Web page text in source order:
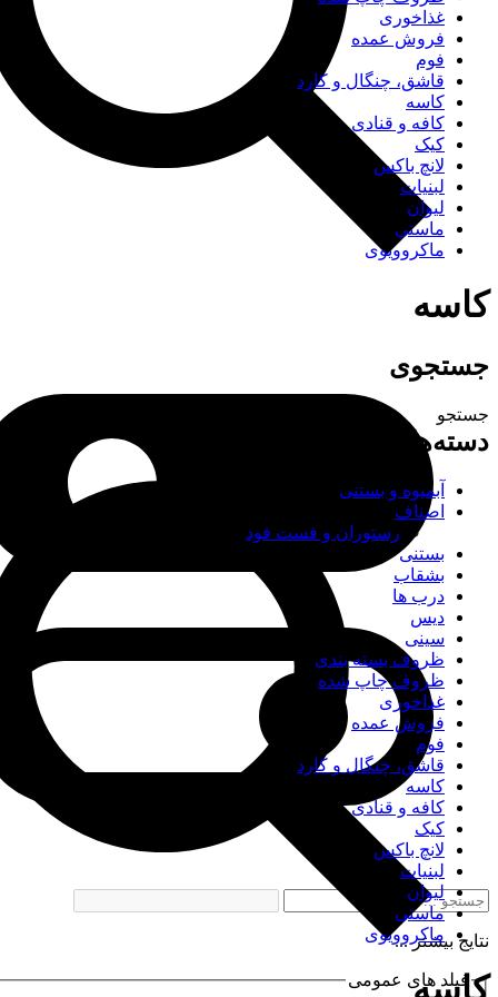
نتایج بیشتر ...
فیلد های عمومی
غذاخوری
فروش عمده
فوم
قاشق، چنگال و کارد
کاسه
کافه و قنادی
کیک
لانچ باکس
لبنیات
لیوان
ماستی
ماکروویوی
کاسه
جستجوی
جستجو
دسته‌های محصولات
آبمیوه و بستنی
اصناف
رستوران و فست فود
بستنی
بشقاب
درب ها
دیس
سینی
ظروف بسته بندی
ظروف چاپ شده
غذاخوری
فروش عمده
فوم
قاشق، چنگال و کارد
کاسه
کافه و قنادی
کیک
لانچ باکس
لبنیات
لیوان
ماستی
ماکروویوی